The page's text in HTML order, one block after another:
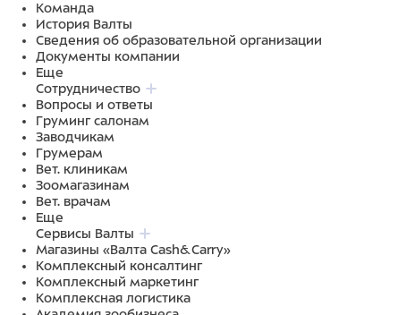
Команда
История Валты
Сведения об образовательной организации
Документы компании
Еще
Сотрудничество
Вопросы и ответы
Груминг салонам
Заводчикам
Грумерам
Вет. клиникам
Зоомагазинам
Вет. врачам
Еще
Сервисы Валты
Магазины «Валта Cash&Carry»
Комплексный консалтинг
Комплексный маркетинг
Комплексная логистика